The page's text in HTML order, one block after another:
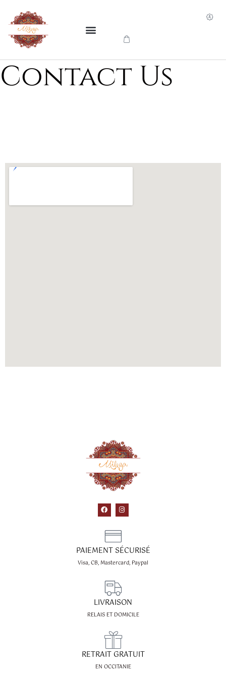
contenu
Contact Us
F
a
c
b
o
o
k
I
n
s
a
r
a
PAIEMENT SÉCURISÉ
Visa, CB, Mastercard, Paypal
LIVRAISON
RELAIS ET DOMICILE
RETRAIT GRATUIT
EN OCCITANIE